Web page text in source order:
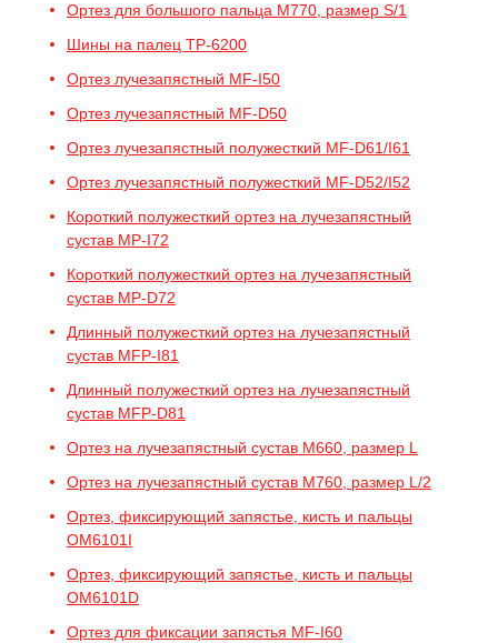
Ортез для большого пальца M770, размер S/1
Шины на палец TP-6200
Ортез лучезапястный MF-I50
Ортез лучезапястный MF-D50
Ортез лучезапястный полужесткий MF-D61/I61
Ортез лучезапястный полужесткий MF-D52/I52
Короткий полужесткий ортез на лучезапястный
сустав MP-I72
Короткий полужесткий ортез на лучезапястный
сустав MP-D72
Длинный полужесткий ортез на лучезапястный
сустав MFP-I81
Длинный полужесткий ортез на лучезапястный
сустав MFP-D81
Ортез на лучезапястный сустав M660, размер L
Ортез на лучезапястный сустав M760, размер L/2
Ортез, фиксирующий запястье, кисть и пальцы
OM6101I
Ортез, фиксирующий запястье, кисть и пальцы
OM6101D
Ортез для фиксации запястья MF-I60